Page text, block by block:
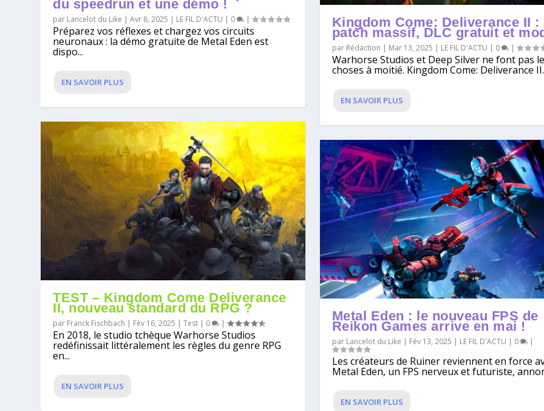
du speedrun et une démo !
par Lancelot du Like |Avr 8, 2025 | LE FIL D'ACTU | 0 |
Préparez vos réflexes et chargez vos circuits
neuronaux : la démo gratuite de Metal Eden est
dispo...
EN SAVOIR PLUS
TEST – Kingdom Come Deliverance
II, nouveau standard du RPG ?
par Franck Fischbach | Fév 16, 2025 |Test | 0 |
En 2018, le studio tchèque Warhorse Studios
redéfinissait littéralement les règles du genre RPG
en...
EN SAVOIR PLUS
Kingdom Come: Deliverance II :
patch massif, DLC gratuit et
par Rédaction | Mar 13, 2025 | LE FIL D'ACTU | 0 |
Warhorse Studios et Deep Silver ne font pas
choses à moitié. Kingdom Come: Deliverance
EN SAVOIR PLUS
Metal Eden : le nouveau FPS de
Reikon Games arrive en mai !
par Lancelot du Like | Fév 13, 2025 | LE FIL D'ACTU | 0 |
Les créateurs de Ruiner reviennent en force
Metal Eden, un FPS nerveux et futuriste,
EN SAVOIR PLUS